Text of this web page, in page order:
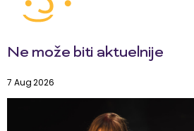
Ne može biti aktuelnije
7 Aug 2026